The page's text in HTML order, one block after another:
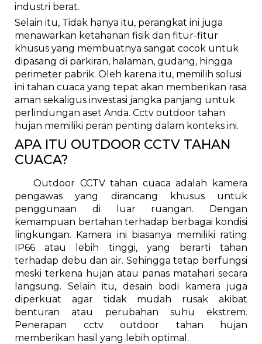
industri berat.
Selain itu, Tidak hanya itu, perangkat ini juga
menawarkan ketahanan fisik dan fitur-fitur
khusus yang membuatnya sangat cocok untuk
dipasang di parkiran, halaman, gudang, hingga
perimeter pabrik. Oleh karena itu, memilih solusi
ini tahan cuaca yang tepat akan memberikan rasa
aman sekaligus investasi jangka panjang untuk
perlindungan aset Anda. Cctv outdoor tahan
hujan memiliki peran penting dalam konteks ini.
APA ITU OUTDOOR CCTV TAHAN
CUACA?
Outdoor CCTV tahan cuaca adalah kamera
pengawas yang dirancang khusus untuk
penggunaan di luar ruangan. Dengan
kemampuan bertahan terhadap berbagai kondisi
lingkungan. Kamera ini biasanya memiliki rating
IP66 atau lebih tinggi, yang berarti tahan
terhadap debu dan air. Sehingga tetap berfungsi
meski terkena hujan atau panas matahari secara
langsung. Selain itu, desain bodi kamera juga
diperkuat agar tidak mudah rusak akibat
benturan atau perubahan suhu ekstrem.
Penerapan cctv outdoor tahan hujan
memberikan hasil yang lebih optimal.